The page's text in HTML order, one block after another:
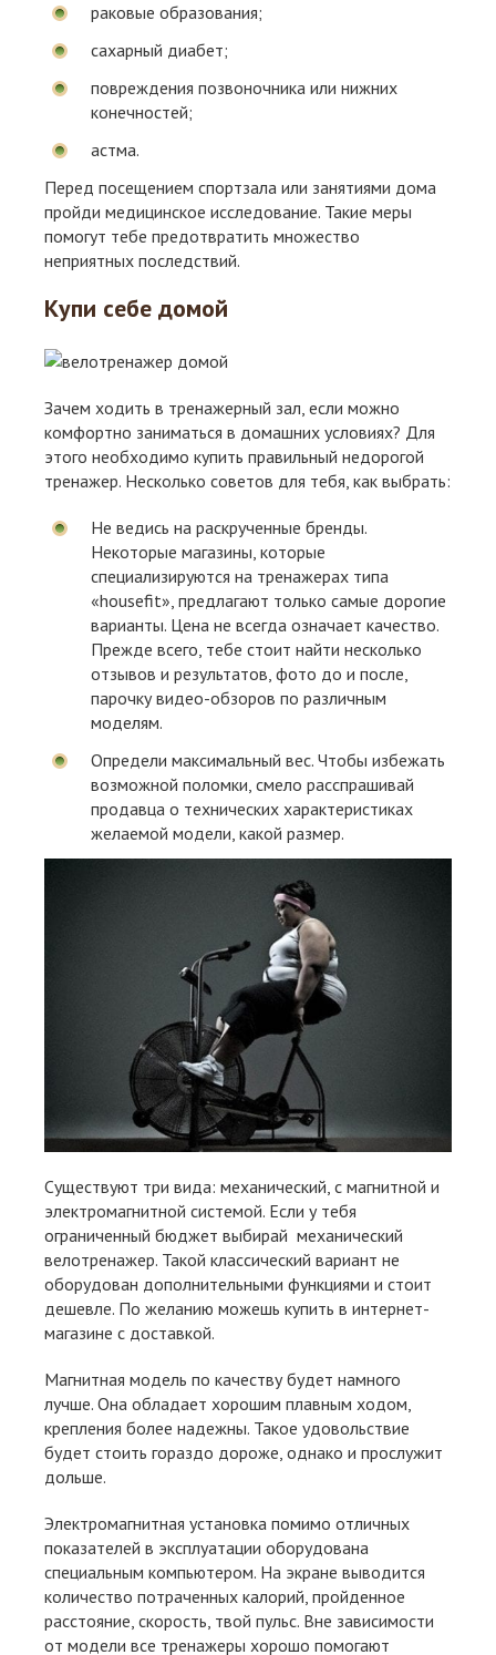
раковые образования;
сахарный диабет;
повреждения позвоночника или нижних
конечностей;
астма.
Перед посещением спортзала или занятиями дома
пройди медицинское исследование. Такие меры
помогут тебе предотвратить множество
неприятных последствий.
Купи себе домой
Зачем ходить в тренажерный зал, если можно
комфортно заниматься в домашних условиях? Для
этого необходимо купить правильный недорогой
тренажер. Несколько советов для тебя, как выбрать:
Не ведись на раскрученные бренды.
Некоторые магазины, которые
специализируются на тренажерах типа
«housefit», предлагают только самые дорогие
варианты. Цена не всегда означает качество.
Прежде всего, тебе стоит найти несколько
отзывов и результатов, фото до и после,
парочку видео-обзоров по различным
моделям.
Определи максимальный вес. Чтобы избежать
возможной поломки, смело расспрашивай
продавца о технических характеристиках
желаемой модели, какой размер.
Существуют три вида: механический, с магнитной и
электромагнитной системой. Если у тебя
ограниченный бюджет выбирай механический
велотренажер. Такой классический вариант не
оборудован дополнительными функциями и стоит
дешевле. По желанию можешь купить в интернет-
магазине с доставкой.
Магнитная модель по качеству будет намного
лучше. Она обладает хорошим плавным ходом,
крепления более надежны. Такое удовольствие
будет стоить гораздо дороже, однако и прослужит
дольше.
Электромагнитная установка помимо отличных
показателей в эксплуатации оборудована
специальным компьютером. На экране выводится
количество потраченных калорий, пройденное
расстояние, скорость, твой пульс. Вне зависимости
от модели все тренажеры хорошо помогают